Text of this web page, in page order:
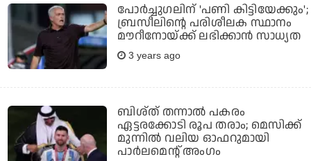
പോർച്ചുഗലിന് 'പണി കിട്ടിയേക്കും';
ബ്രസീലിന്റെ പരിശീലക സ്ഥാനം
മൗറീനോയ്ക്ക് ലഭിക്കാൻ സാധ്യത
3 years ago
ബിശ്ത് തന്നാൽ പകരം
ഏട്ടരക്കോടി രൂപ തരാം; മെസിക്ക്
മുന്നിൽ വലിയ ഓഫറുമായി
പാർലമെന്റ് അംഗം